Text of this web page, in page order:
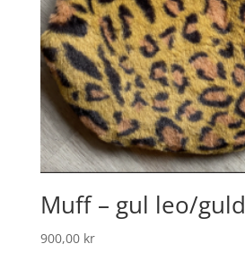
Muff – gul leo/guld
900,00 kr